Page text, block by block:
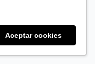
Aceptar cookies